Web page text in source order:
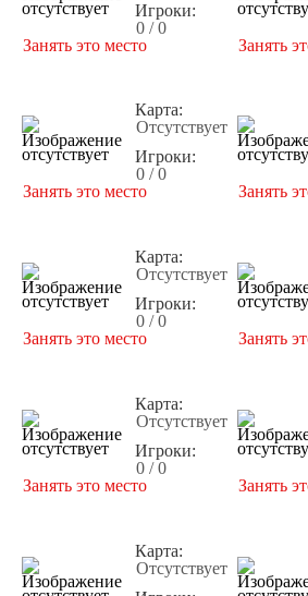
Игроки:
0 / 0
Занять это место
Занять
Карта:
Отсутствует
Игроки:
0 / 0
Занять это место
Занять
Карта:
Отсутствует
Игроки:
0 / 0
Занять это место
Занять
Карта:
Отсутствует
Игроки:
0 / 0
Занять это место
Занять
Карта:
Отсутствует